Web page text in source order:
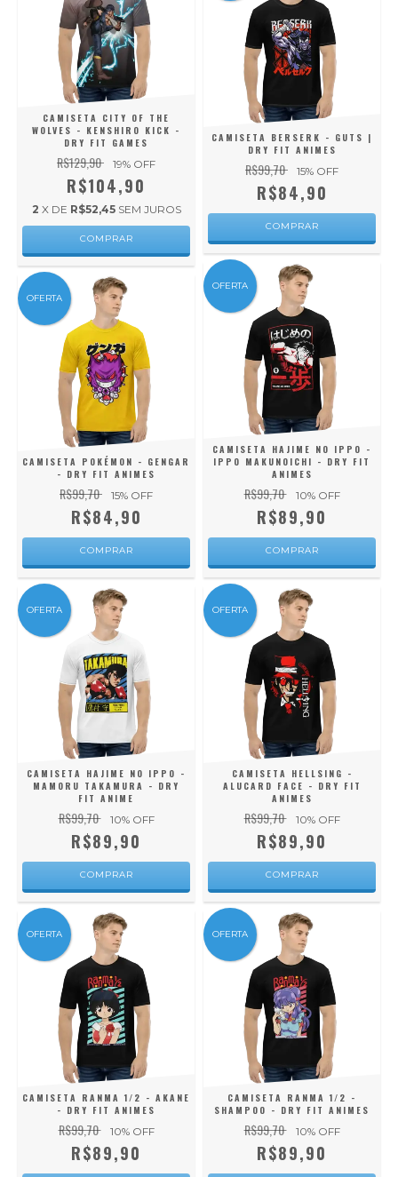
CAMISETA CITY OF THE
WOLVES - KENSHIRO KICK -
DRY FIT GAMES
R$129,90 19% OFF
R$104,90
2 X DE R$52,45 SEM JUROS
COMPRAR
CAMISETA BERSERK - GUTS |
DRY FIT ANIMES
R$99,70 15% OFF
R$84,90
COMPRAR
OFERTA
CAMISETA POKÉMON - GENGAR
- DRY FIT ANIMES
R$99,70 15% OFF
R$84,90
COMPRAR
OFERTA
CAMISETA HAJIME NO IPPO -
IPPO MAKUNOICHI - DRY FIT
ANIMES
R$99,70 10% OFF
R$89,90
COMPRAR
OFERTA
CAMISETA HAJIME NO IPPO -
MAMORU TAKAMURA - DRY
FIT ANIME
R$99,70 10% OFF
R$89,90
COMPRAR
OFERTA
CAMISETA HELLSING -
ALUCARD FACE - DRY FIT
ANIMES
R$99,70 10% OFF
R$89,90
COMPRAR
OFERTA
CAMISETA RANMA 1/2 - AKANE
- DRY FIT ANIMES
R$99,70 10% OFF
R$89,90
OFERTA
CAMISETA RANMA 1/2 -
SHAMPOO - DRY FIT ANIMES
R$99,70 10% OFF
R$89,90